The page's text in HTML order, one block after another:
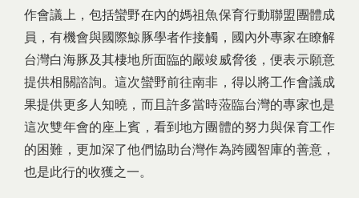
作會議上，包括蠻野在內的媽祖魚保育行動聯盟團體成
員，有機會與國際鯨豚學者作接觸，國內外專家在瞭解
台灣白海豚及其棲地所面臨的嚴竣威脅後，便表示願意
提供相關諮詢。這次蠻野前往南非，得以將工作會議成
果提供更多人知曉，而且許多當時蒞臨台灣的專家也是
這次雙年會的座上賓，看到地方團體的努力與保育工作
的困難，更加深了他們協助台灣作為跨國智庫的善意，
也是此行的收獲之一。